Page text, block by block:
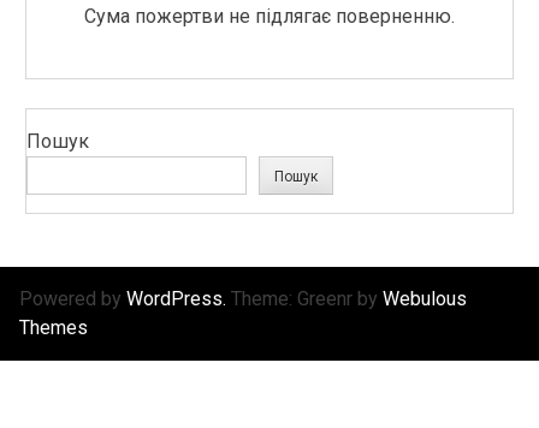
Сума пожертви не підлягає поверненню.
Пошук
Пошук
Powered by WordPress. Theme: Greenr by Webulous
Themes